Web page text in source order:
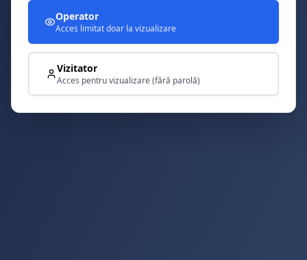
Operator
Acces limitat doar la vizualizare
Vizitator
Acces pentru vizualizare (fără parolă)